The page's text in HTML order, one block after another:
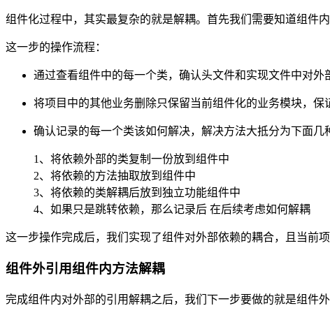
组件化过程中，其实最复杂的就是解耦。首先我们需要知道组件
这一步的操作流程：
通过查看组件中的每一个类，确认头文件和实现文件中对外
将项目中的其他业务删除只保留当前组件化的业务模块，
确认记录的每一个类该如何解决，解决方法大抵分为下面几
1、将依赖外部的类复制一份放到组件中
2、将依赖的方法抽取放到组件中
3、将依赖的类解耦后放到独立功能组件中
4、如果只是跳转依赖，那么记录后 在后续考虑如何解耦
这一步操作完成后，我们实现了组件对外部依赖的耦合，且当前
组件外引用组件内方法解耦
完成组件内对外部的引用解耦之后，我们下一步要做的就是组件外